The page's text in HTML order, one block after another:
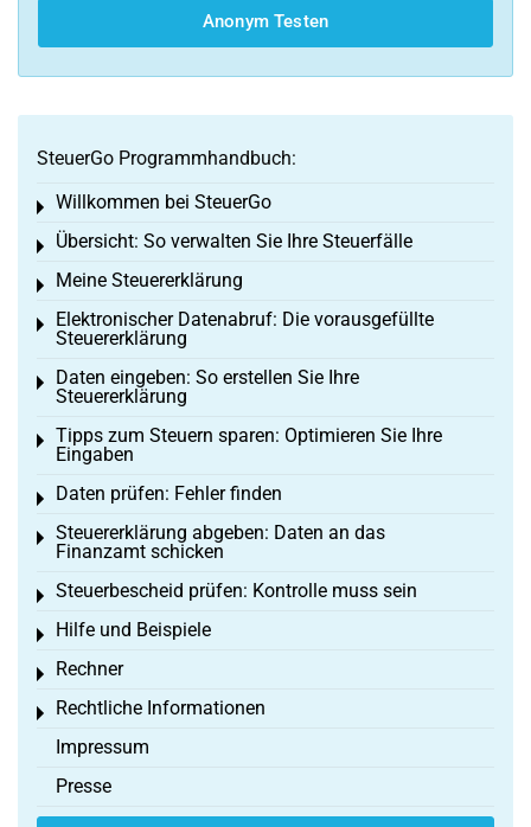
Anonym Testen
SteuerGo Programmhandbuch:
Willkommen bei SteuerGo
Toggle menu
Übersicht: So verwalten Sie Ihre Steuerfälle
Toggle menu
Meine Steuererklärung
Toggle menu
Elektronischer Datenabruf: Die vorausgefüllte
Steuererklärung
Toggle menu
Daten eingeben: So erstellen Sie Ihre
Steuererklärung
Toggle menu
Tipps zum Steuern sparen: Optimieren Sie Ihre
Eingaben
Toggle menu
Daten prüfen: Fehler finden
Toggle menu
Steuererklärung abgeben: Daten an das
Finanzamt schicken
Toggle menu
Steuerbescheid prüfen: Kontrolle muss sein
Toggle menu
Hilfe und Beispiele
Toggle menu
Rechner
Toggle menu
Rechtliche Informationen
Toggle menu
Impressum
Presse